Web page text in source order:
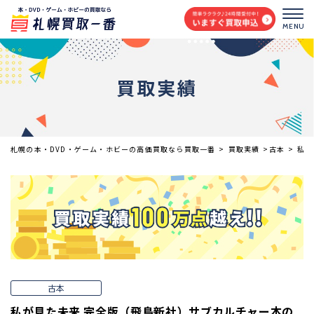
MENU
買取実績
札幌の本・DVD・ゲーム・ホビーの高価買取なら買取一番 > 買取実績 > 古本 > 私
古本